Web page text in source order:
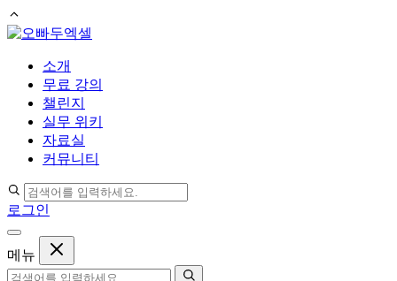
컨
소개
무료 강의
챌린지
실무 위키
자료실
커뮤니티
로그인
메뉴